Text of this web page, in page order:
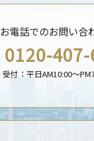
お電話でのお問い合
0120-
受付：平日AM10:00〜